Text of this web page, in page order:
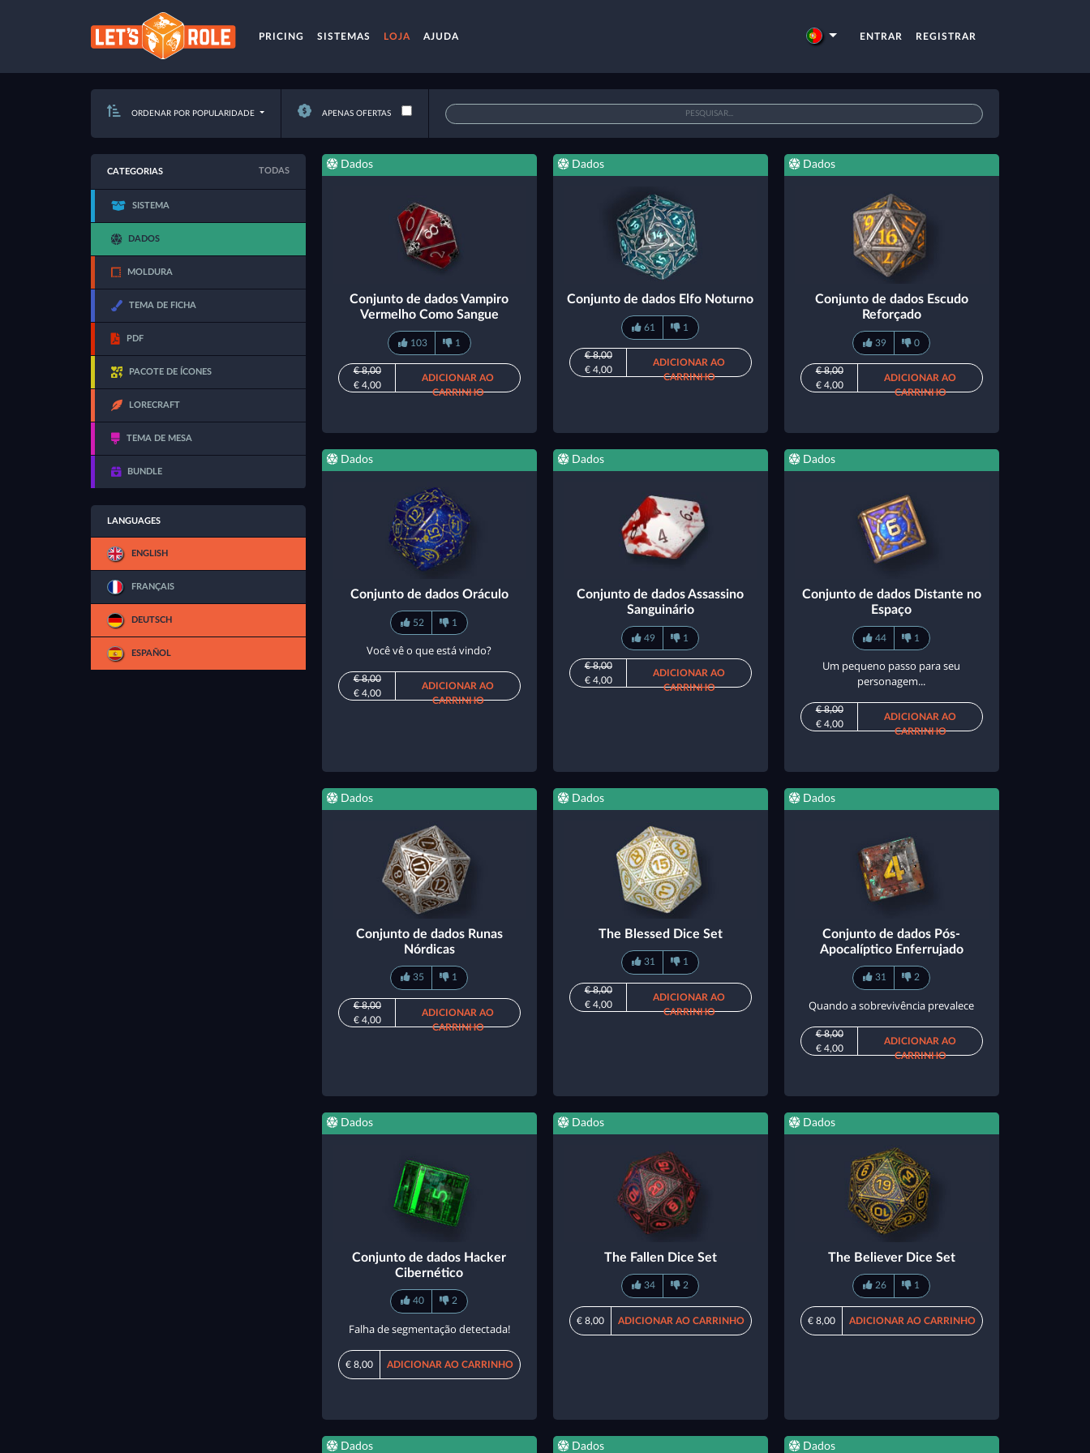
PRICING SISTEMAS LOJA AJUDA ENTRAR REGISTRAR
ORDENAR POR POPULARIDADE APENAS OFERTAS
CATEGORIAS TODAS
SISTEMA
DADOS
MOLDURA
TEMA DE FICHA
PDF
PACOTE DE ÍCONES
LORECRAFT
TEMA DE MESA
BUNDLE
LANGUAGES
ENGLISH
FRANÇAIS
DEUTSCH
ESPAÑOL
Dados
Conjunto de dados Vampiro
Vermelho Como Sangue
103 1
€ 8,00
€ 4,00
ADICIONAR AO
CARRINHO
Dados
Conjunto de dados Elfo Noturno
61 1
€ 8,00
€ 4,00
ADICIONAR AO
CARRINHO
Dados
Conjunto de dados Escudo
Reforçado
39 0
€ 8,00
€ 4,00
ADICIONAR AO
CARRINHO
Dados
Conjunto de dados Oráculo
52 1
Você vê o que está vindo?
€ 8,00
€ 4,00
ADICIONAR AO
CARRINHO
Dados
Conjunto de dados Assassino
Sanguinário
49 1
€ 8,00
€ 4,00
ADICIONAR AO
CARRINHO
Dados
Conjunto de dados Distante no
Espaço
44 1
Um pequeno passo para seu
personagem...
€ 8,00
€ 4,00
ADICIONAR AO
CARRINHO
Dados
Conjunto de dados Runas
Nórdicas
35 1
€ 8,00
€ 4,00
ADICIONAR AO
CARRINHO
Dados
The Blessed Dice Set
31 1
€ 8,00
€ 4,00
ADICIONAR AO
CARRINHO
Dados
Conjunto de dados Pós-
Apocalíptico Enferrujado
31 2
Quando a sobrevivência prevalece
€ 8,00
€ 4,00
ADICIONAR AO
CARRINHO
Dados
Conjunto de dados Hacker
Cibernético
40 2
Falha de segmentação detectada!
€ 8,00 ADICIONAR AO CARRINHO
Dados
The Fallen Dice Set
34 2
€ 8,00 ADICIONAR AO CARRINHO
Dados
The Believer Dice Set
26 1
€ 8,00 ADICIONAR AO CARRINHO
Dados Dados Dados